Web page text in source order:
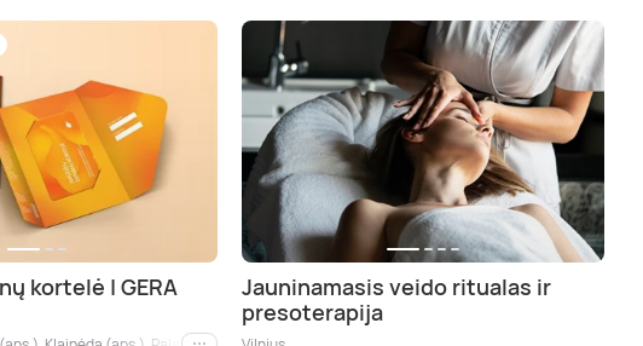
kortelė | GERA
Jauninamasis veido ritualas ir
presoterapija